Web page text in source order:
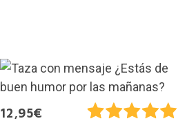
12,95€